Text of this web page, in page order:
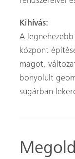
Kihívás:
A
központ
magot,
bonyolult
sugárban